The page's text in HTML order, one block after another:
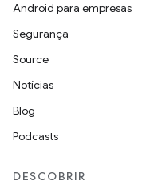
Android para empresas
Segurança
Source
Notícias
Blog
Podcasts
DESCOBRIR